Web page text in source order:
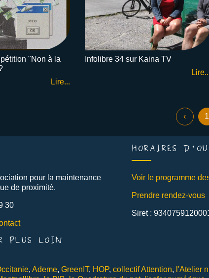
"Non à la
Lire...
Infolibre 34 sur Kaina TV
‹ 1
pour la maintenance
de proximité.
30
HORAIRES
Voir le programme
Prendre rendez-vous
Siret :
PLUS LOIN
, Ademe, GreenIT, HOP, collectif Attention, l'Atelier